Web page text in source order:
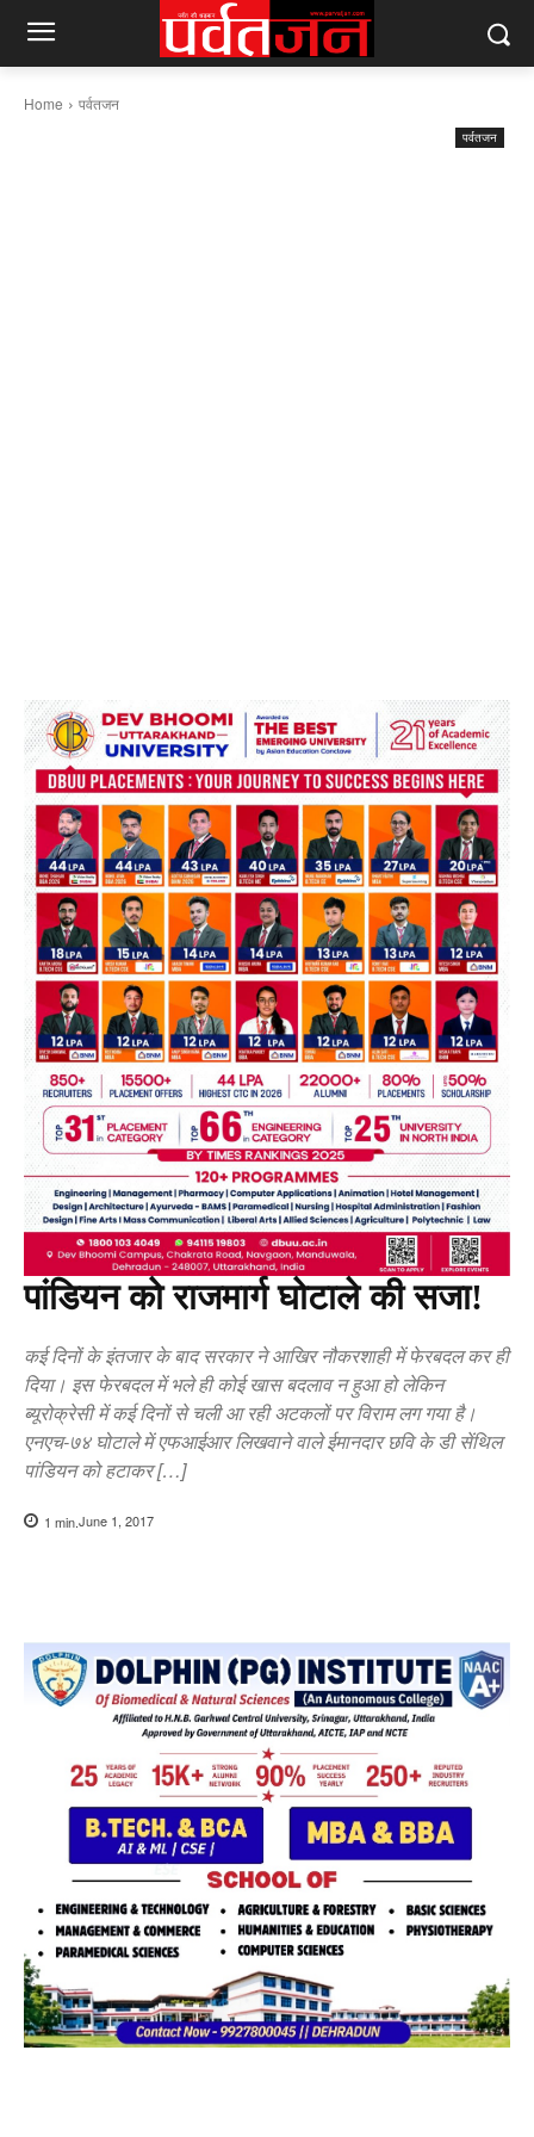
Home पर्वतजन
पर्वतजन
पांडियन को राजमार्ग घोटाले की सजा!
कई दिनों के इंतजार के बाद सरकार ने आखिर नौकरशाही में फेरबदल कर ही
दिया। इस फेरबदल में भले ही कोई खास बदलाव न हुआ हो लेकिन
ब्यूरोक्रेसी में कई दिनों से चली आ रही अटकलों पर विराम लग गया है।
एनएच-७४ घोटाले में एफआईआर लिखवाने वाले ईमानदार छवि के डी सेंथिल
पांडियन को हटाकर […]
1 min.June 1, 2017